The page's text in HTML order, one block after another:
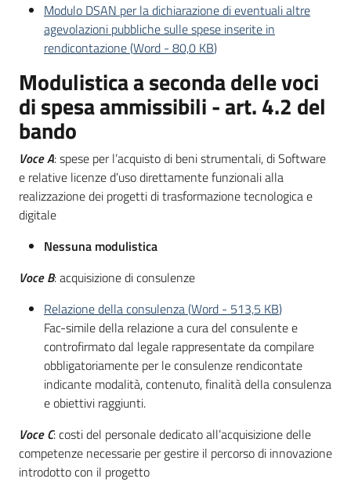
Modulo DSAN per la dichiarazione di eventuali altre
agevolazioni pubbliche sulle spese inserite in
rendicontazione(Word - 80,0 KB)
Modulistica a seconda delle voci
di spesa ammissibili - art. 4.2 del
bando
Voce A: spese per l’acquisto di beni strumentali, di Software
e relative licenze d’uso direttamente funzionali alla
realizzazione dei progetti di trasformazione tecnologica e
digitale
Nessuna modulistica
Voce B: acquisizione di consulenze
Relazione della consulenza(Word - 513,5 KB)
Fac-simile della relazione a cura del consulente e
controfirmato dal legale rappresentate da compilare
obbligatoriamente per le consulenze rendicontate
indicante modalità, contenuto, finalità della consulenza
e obiettivi raggiunti.
Voce C: costi del personale dedicato all’acquisizione delle
competenze necessarie per gestire il percorso di innovazione
introdotto con il progetto